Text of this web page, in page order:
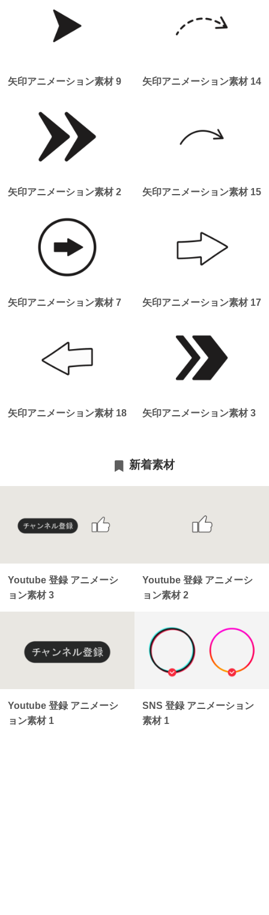
矢印アニメーション素材 9 矢印アニメーション素材 14
矢印アニメーション素材 2 矢印アニメーション素材 15
矢印アニメーション素材 7 矢印アニメーション素材 17
矢印アニメーション素材 18 矢印アニメーション素材 3
新着素材
Youtube 登録 アニメーシ
ョン素材 3
Youtube 登録 アニメーシ
ョン素材 2
Youtube 登録 アニメーシ
ョン素材 1
SNS 登録 アニメーション
素材 1